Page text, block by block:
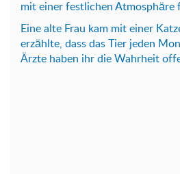
mit einer festlichen Atmosphäre
Eine alte Frau kam mit einer
erzählte, dass das Tier jeden
Ärzte haben ihr die Wahrheit